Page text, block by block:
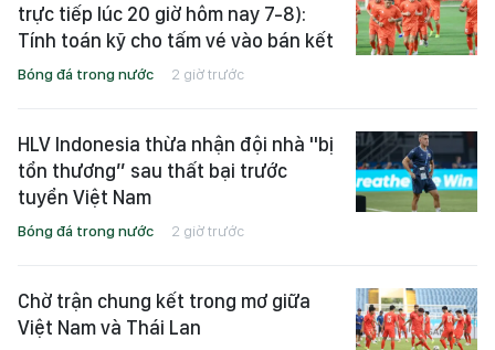
trực tiếp lúc 20 giờ hôm nay 7-8):
Tính toán kỹ cho tấm vé vào bán kết
Bóng đá trong nước 2 giờ trước
HLV Indonesia thừa nhận đội nhà "bị
tổn thương” sau thất bại trước
tuyển Việt Nam
Bóng đá trong nước 2 giờ trước
Chờ trận chung kết trong mơ giữa
Việt Nam và Thái Lan